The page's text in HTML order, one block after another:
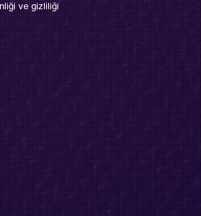
ve gizliliği